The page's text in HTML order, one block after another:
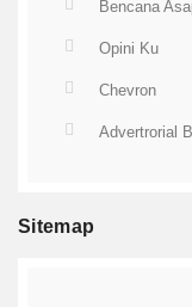
Bencana
Opini Ku
Chevron
Advertrorial
Sitemap